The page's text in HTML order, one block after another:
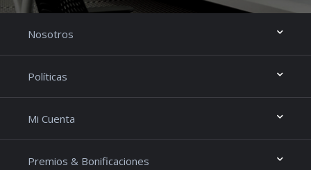
Nosotros
Políticas
Mi Cuenta
Premios & Bonificaciones